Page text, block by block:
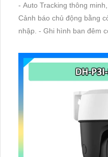
- Auto Tracking thông
Cảnh báo chủ động bằng
nhập. - Ghi hình ban đêm